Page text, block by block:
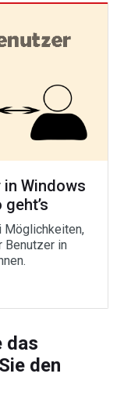
Windows
Möglichkeiten,
Benutzer in
das
den